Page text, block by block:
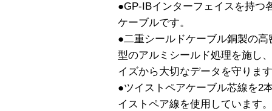
●GP-IBインターフェイスを持つ
ケーブルです。
●二重シールドケーブル銅製の
型のアルミシールド処理を施し
イズから大切なデータを守りま
●ツイストペアケーブル芯線を2
イストペア線を使用しています。